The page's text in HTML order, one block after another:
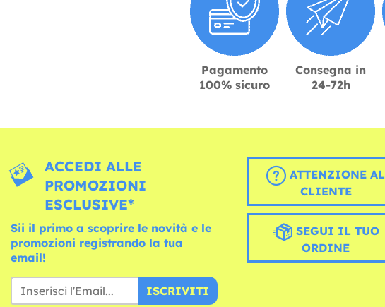
Pagamento
100% sicuro
Consegna in
24-72h
ACCEDI ALLE
PROMOZIONI
ESCLUSIVE*
Sii il primo a scoprire le novità e le
promozioni registrando la tua
email!
ISCRIVITI
ATTENZIONE AL
CLIENTE
SEGUI IL TUO
ORDINE